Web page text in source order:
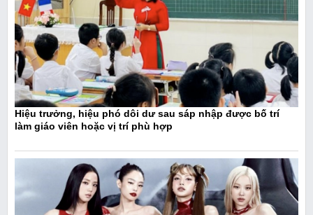
Hiệu trưởng, hiệu phó dôi dư sau sáp nhập được bố trí
làm giáo viên hoặc vị trí phù hợp